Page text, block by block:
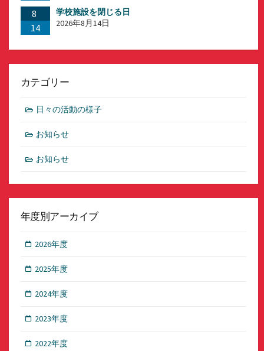
8
14
学校施設を閉じる日
2026年8月14日
カテゴリー
日々の活動の様子
お知らせ
お知らせ
年度別アーカイブ
2026年度
2025年度
2024年度
2023年度
2022年度